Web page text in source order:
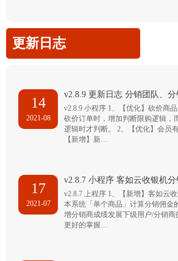
更新日志
14
2021-08
v2.8.9 更新日志 分销团队、
v2.8.9 小程序 1、【优化】砍价商
砍价订单时，增加判断限购逻辑，
逻辑时才判断。 2、【优化】会员
【新增】新…
17
2021-07
v2.8.7 小程序 客如云收银机
v2.8.7 上程序 1、【新增】客如云
本系统「单个商品」计算分销佣金
增分销商成绩发展下级用户/分销
更好的掌握…